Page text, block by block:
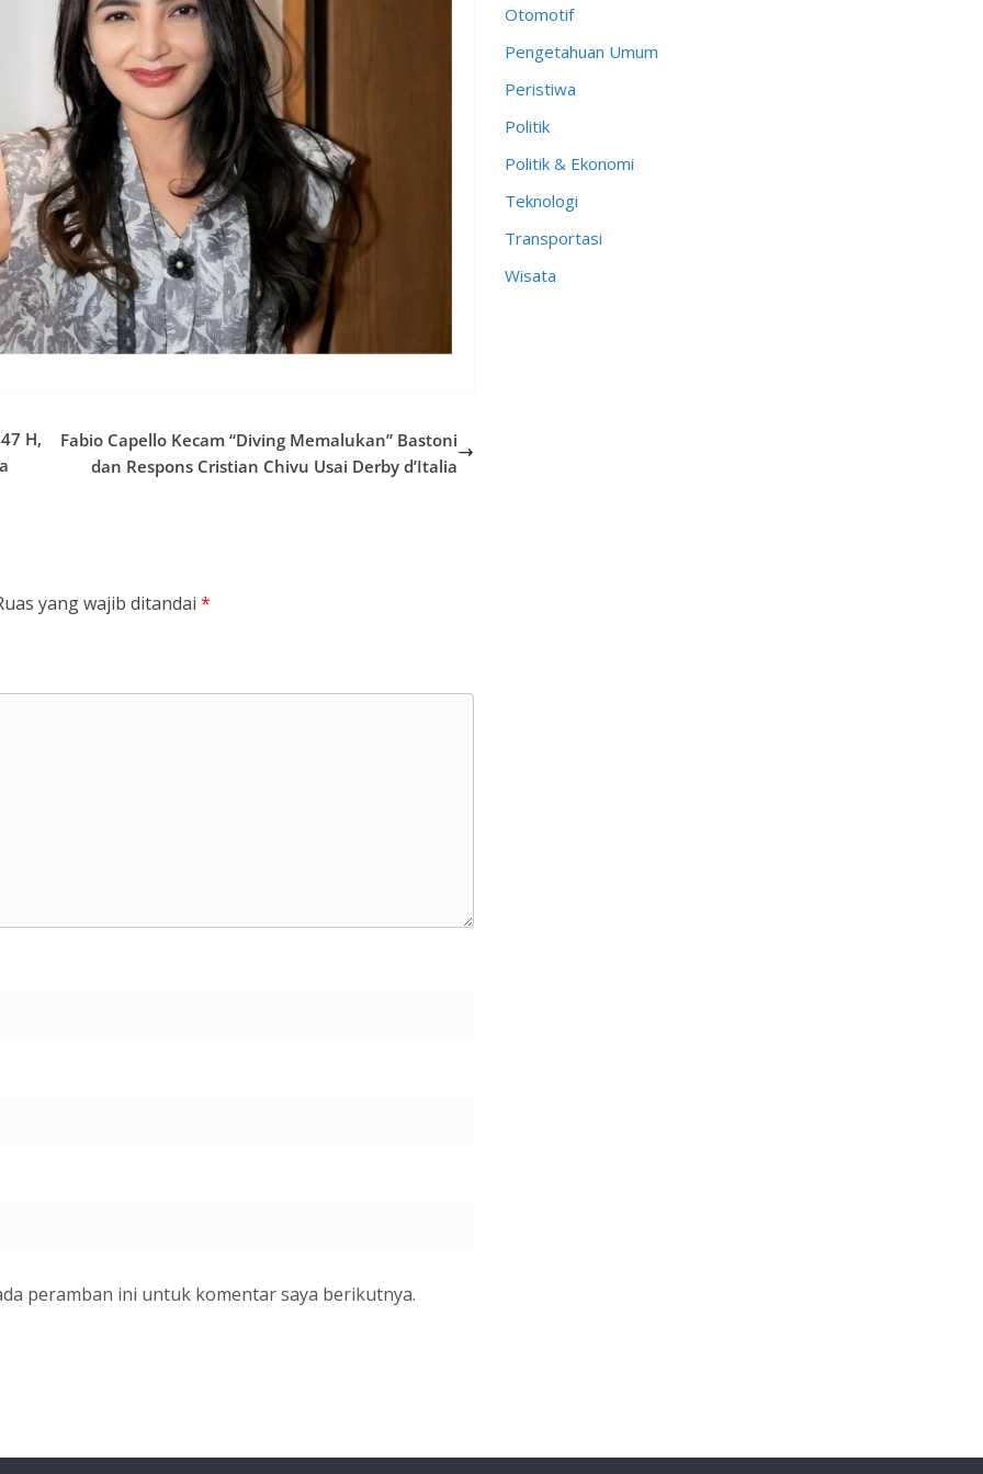
H,
Fabio Capello Kecam “Diving Memalukan” Bastoni
dan Respons Cristian Chivu Usai Derby d’Italia
yang wajib ditandai *
peramban ini untuk komentar saya berikutnya.
Otomotif
Pengetahuan Umum
Peristiwa
Politik
Politik & Ekonomi
Teknologi
Transportasi
Wisata